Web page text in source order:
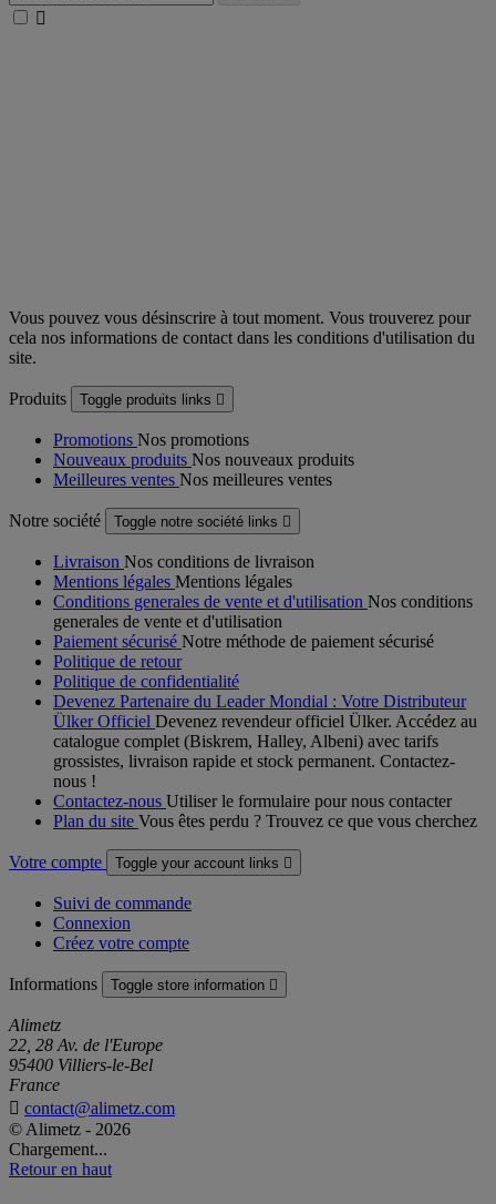

Vous pouvez vous désinscrire à tout moment. Vous trouverez pour
cela nos informations de contact dans les conditions d'utilisation du
site.
Produits Toggle produits links 
Promotions Nos promotions
Nouveaux produits Nos nouveaux produits
Meilleures ventes Nos meilleures ventes
Notre société Toggle notre société links 
Livraison Nos conditions de livraison
Mentions légales Mentions légales
Conditions generales de vente et d'utilisation Nos conditions
generales de vente et d'utilisation
Paiement sécurisé Notre méthode de paiement sécurisé
Politique de retour
Politique de confidentialité
Devenez Partenaire du Leader Mondial : Votre Distributeur
Ülker Officiel Devenez revendeur officiel Ülker. Accédez au
catalogue complet (Biskrem, Halley, Albeni) avec tarifs
grossistes, livraison rapide et stock permanent. Contactez-
nous !
Contactez-nous Utiliser le formulaire pour nous contacter
Plan du site Vous êtes perdu ? Trouvez ce que vous cherchez
Votre compte Toggle your account links 
Suivi de commande
Connexion
Créez votre compte
Informations Toggle store information 
Alimetz
22, 28 Av. de l'Europe
95400 Villiers-le-Bel
France
 contact@alimetz.com
© Alimetz - 2026
Chargement...
Retour en haut